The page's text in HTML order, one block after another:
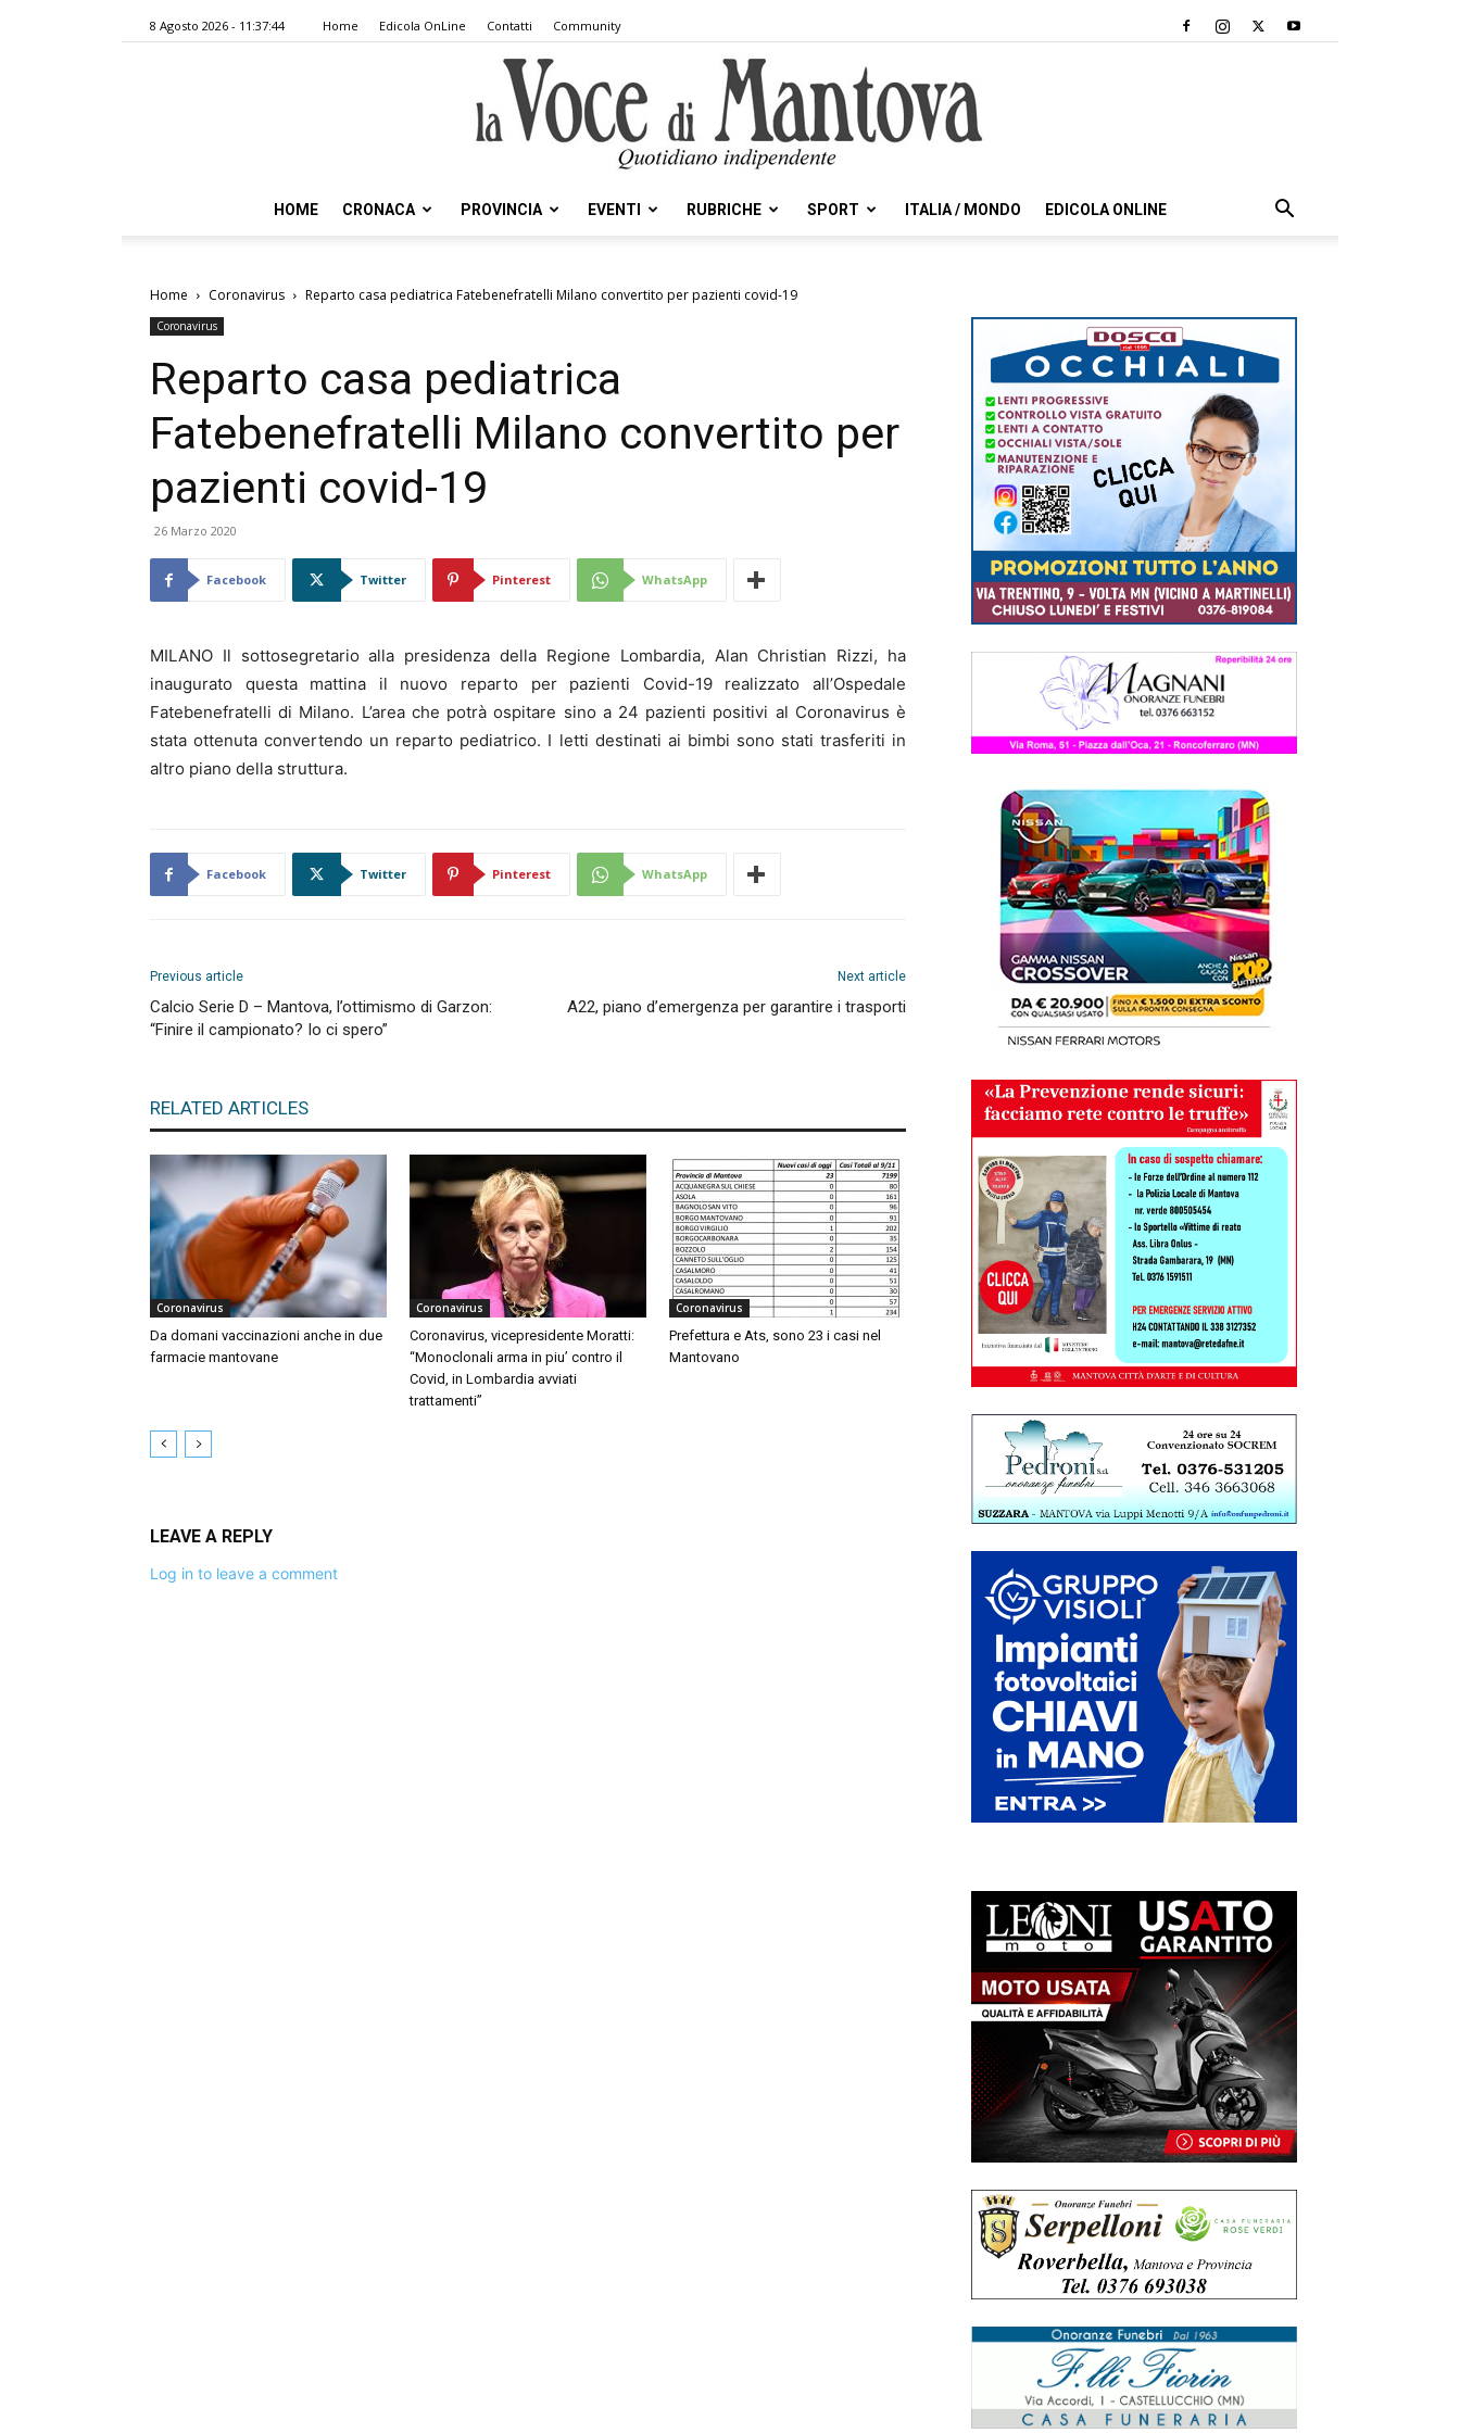
8 Agosto 2026 - 11:37:44 Home Edicola OnLine Contatti Community
Mantova
HOME CRONACA PROVINCIA EVENTI RUBRICHE SPORT ITALIA / MONDO EDICOLA ONLINE
Home Coronavirus Reparto casa pediatrica Fatebenefratelli Milano convertito per pazienti covid-19
Coronavirus
Reparto casa pediatrica
Fatebenefratelli Milano convertito per
pazienti covid-19
26 Marzo 2020
Facebook Twitter Pinterest WhatsApp
MILANO Il sottosegretario alla presidenza della Regione Lombardia, Alan Christian Rizzi, ha
inaugurato questa mattina il nuovo reparto per pazienti Covid-19 realizzato all’Ospedale
Fatebenefratelli di Milano. L’area che potrà ospitare sino a 24 pazienti positivi al Coronavirus è
stata ottenuta convertendo un reparto pediatrico. I letti destinati ai bimbi sono stati trasferiti in
altro piano della struttura.
Facebook Twitter Pinterest WhatsApp
Previous article
Calcio Serie D – Mantova, l’ottimismo di Garzon:
“Finire il campionato? Io ci spero”
Next article
A22, piano d’emergenza per garantire i trasporti
RELATED ARTICLES
Coronavirus
Da domani vaccinazioni anche in due
farmacie mantovane
Coronavirus
Coronavirus, vicepresidente Moratti:
“Monoclonali arma in piu’ contro il
Covid, in Lombardia avviati
trattamenti”
Coronavirus
Prefettura e Ats, sono 23 i casi nel
Mantovano
LEAVE A REPLY
Log in to leave a comment